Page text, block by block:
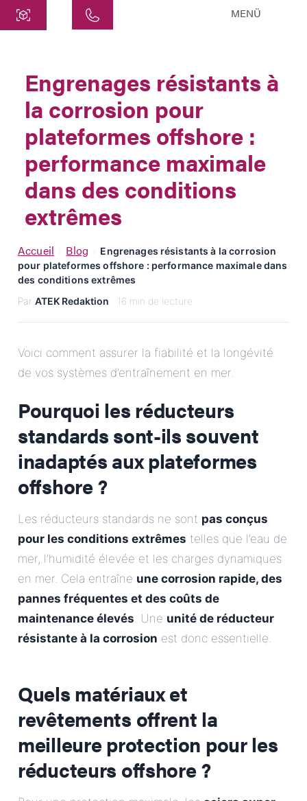
Siemensstraße 47
25462 Rellingen
info@atek.de
+49 4101 7953-0
Ouvrir le chat
Nom
Nom de l'entreprise
E-Mail
Adresse
Message
Envoyer le message
MENÜ
Engrenages résistants à
la corrosion pour
plateformes offshore :
performance maximale
dans des conditions
extrêmes
Accueil Blog
Engrenages résistants à la corrosion
pour plateformes offshore : performance maximale dans
des conditions extrêmes
Par ATEK Redaktion · 16 min de lecture
Voici comment assurer la fiabilité et la longévité
de vos systèmes d’entraînement en mer.
Pourquoi les réducteurs
standards sont-ils souvent
inadaptés aux plateformes
offshore ?
Les réducteurs standards ne sont pas conçus
pour les conditions extrêmes telles que l’eau de
mer, l’humidité élevée et les charges dynamiques
en mer. Cela entraîne une corrosion rapide, des
pannes fréquentes et des coûts de
maintenance élevés. Une unité de réducteur
résistante à la corrosion est donc essentielle.
Quels matériaux et
revêtements offrent la
meilleure protection pour les
réducteurs offshore ?